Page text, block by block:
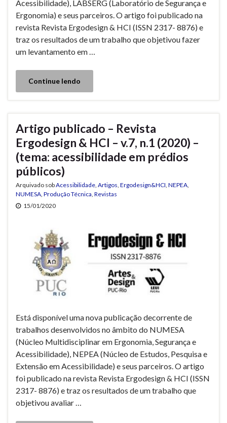
Acessibilidade), LABSERG (Laboratório de Segurança e
Ergonomia) e seus parceiros. O artigo foi publicado na
revista Revista Ergodesign & HCI (ISSN 2317- 8876) e
traz os resultados de um trabalho que objetivou fazer
um levantamento em …
Continue lendo
Artigo publicado – Revista
Ergodesign & HCI – v.7, n.1 (2020) –
(tema: acessibilidade em prédios
públicos)
Arquivado sobAcessibilidade Artigos Ergodesign&HCI NEPEA
NUMESA Produção Técnica Revistas
15/01/2020
Está disponível uma nova publicação decorrente de
trabalhos desenvolvidos no âmbito do NUMESA
(Núcleo Multidisciplinar em Ergonomia, Segurança e
Acessibilidade), NEPEA (Núcleo de Estudos, Pesquisa e
Extensão em Acessibilidade) e seus parceiros. O artigo
foi publicado na revista Revista Ergodesign & HCI (ISSN
2317- 8876) e traz os resultados de um trabalho que
objetivou avaliar …